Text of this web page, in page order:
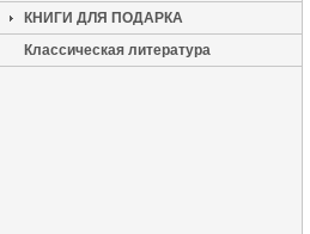
КНИГИ ДЛЯ ПОДАРКА
Классическая литература